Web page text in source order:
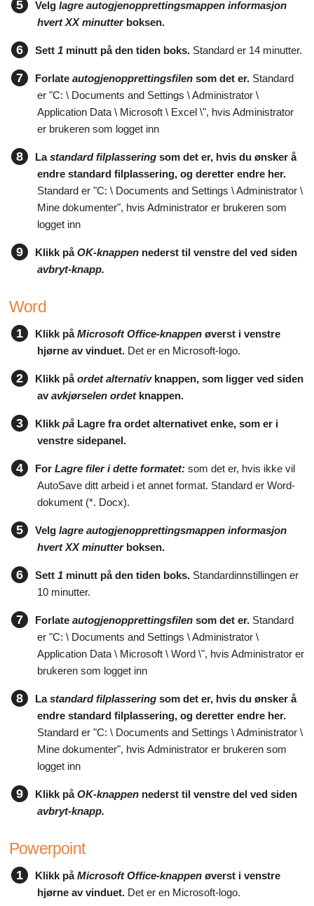
5 Velg lagre autogjenopprettingsmappen informasjon
hvert XX minutterboksen.
6 Sett 1 minutt på den tiden boks. Standard er 14 minutter.
7 Forlate autogjenopprettingsfilen som det er. Standard
er "C: \ Documents and Settings \ Administrator \
Application Data \ Microsoft \ Excel \", hvis Administrator
er brukeren som logget inn
8 Lastandard filplassering som det er, hvis du ønsker å
endre standard filplassering, og deretter endre her.
Standard er "C: \ Documents and Settings \ Administrator \
Mine dokumenter", hvis Administrator er brukeren som
logget inn
9 Klikk påOK-knappen nederst til venstre del ved siden
avbryt-knapp.
Word
1 Klikk påMicrosoft Office-knappen øverst i venstre
hjørne av vinduet. Det er en Microsoft-logo.
2 Klikk påordet alternativknappen, som ligger ved siden
avavkjørselen ordetknappen.
3 Klikk på Lagre fra ordet alternativet enke, som er i
venstre sidepanel.
4 For Lagre filer i dette formatet: som det er, hvis ikke vil
AutoSave ditt arbeid i et annet format. Standard er Word-
dokument (*. Docx).
5 Velg lagre autogjenopprettingsmappen informasjon
hvert XX minutterboksen.
6 Sett 1 minutt på den tiden boks. Standardinnstillingen er
10 minutter.
7 Forlate autogjenopprettingsfilen som det er. Standard
er "C: \ Documents and Settings \ Administrator \
Application Data \ Microsoft \ Word \", hvis Administrator er
brukeren som logget inn
8 Lastandard filplassering som det er, hvis du ønsker å
endre standard filplassering, og deretter endre her.
Standard er "C: \ Documents and Settings \ Administrator \
Mine dokumenter", hvis Administrator er brukeren som
logget inn
9 Klikk påOK-knappen nederst til venstre del ved siden
avbryt-knapp.
Powerpoint
1 Klikk påMicrosoft Office-knappen øverst i venstre
hjørne av vinduet. Det er en Microsoft-logo.